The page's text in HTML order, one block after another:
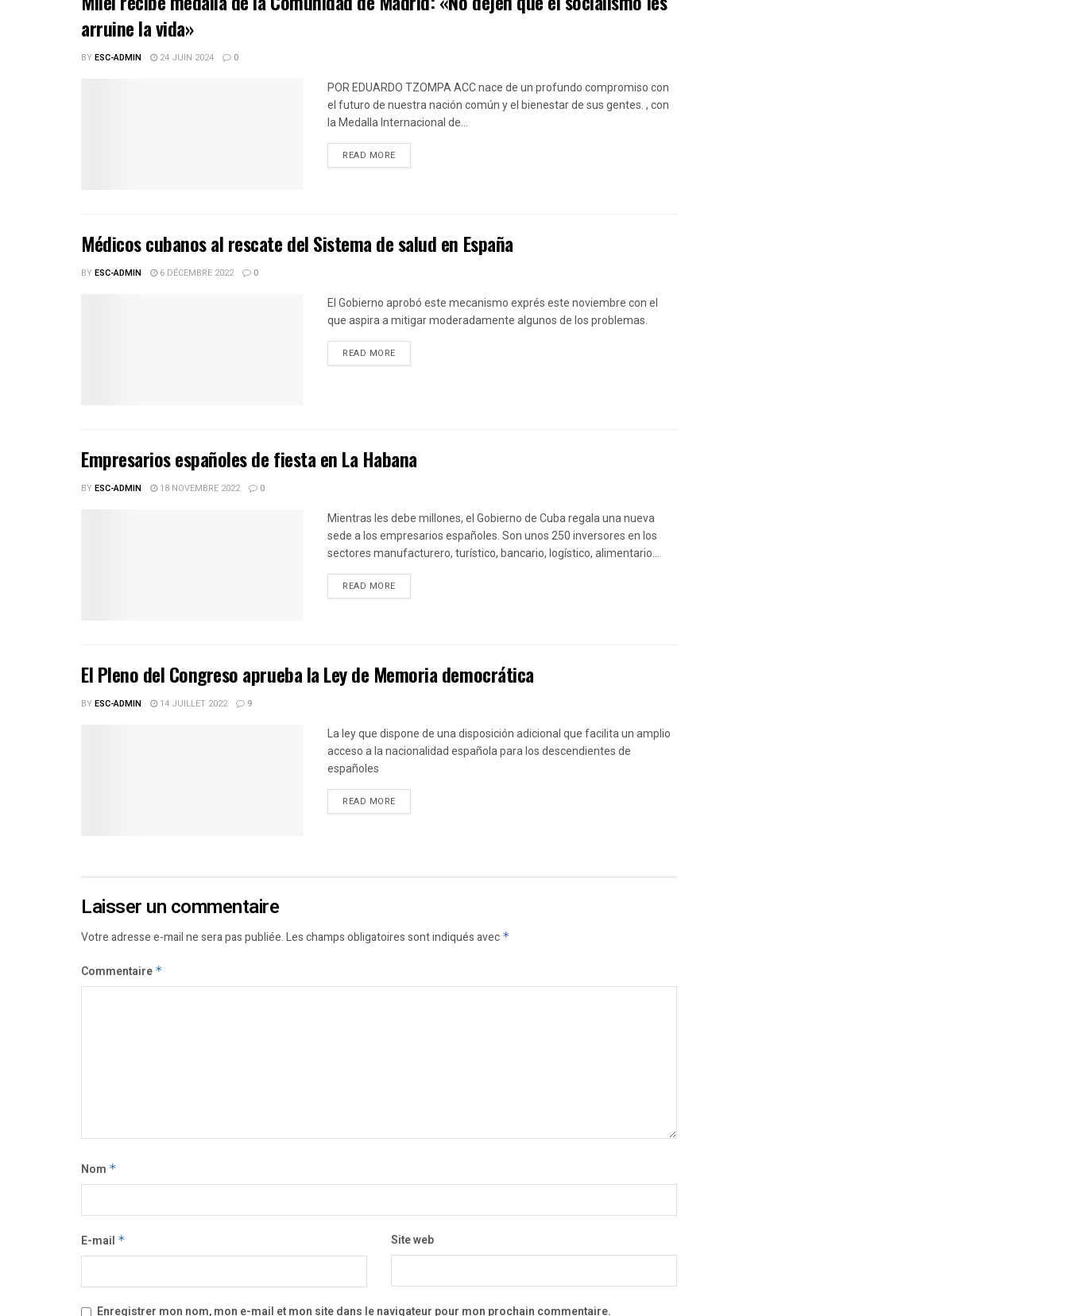
arruine la vida»
BYESC-ADMIN 24 JUIN 2024 0
POR EDUARDO TZOMPA ACC nace de un profundo compromiso con
el futuro de nuestra nación común y el bienestar de sus gentes. , con
la Medalla Internacional de...
READ MOREDETAILS
Médicos cubanos al rescate del Sistema de salud en España
BYESC-ADMIN 6 DÉCEMBRE 2022 0
El Gobierno aprobó este mecanismo exprés este noviembre con el
que aspira a mitigar moderadamente algunos de los problemas.
READ MOREDETAILS
Empresarios españoles de fiesta en La Habana
BYESC-ADMIN 18 NOVEMBRE 2022 0
Mientras les debe millones, el Gobierno de Cuba regala una nueva
sede a los empresarios españoles. Son unos 250 inversores en los
sectores manufacturero, turístico, bancario, logístico, alimentario...
READ MOREDETAILS
El Pleno del Congreso aprueba la Ley de Memoria democrática
BYESC-ADMIN 14 JUILLET 2022 9
La ley que dispone de una disposición adicional que facilita un amplio
acceso a la nacionalidad española para los descendientes de
españoles
READ MOREDETAILS
Laisser un commentaire
Votre adresse e-mail ne sera pas publiée.Les champs obligatoires sont indiqués avec *
Commentaire *
Nom *
E-mail * Site web
Enregistrer mon nom, mon e-mail et mon site dans le navigateur pour mon prochain commentaire.